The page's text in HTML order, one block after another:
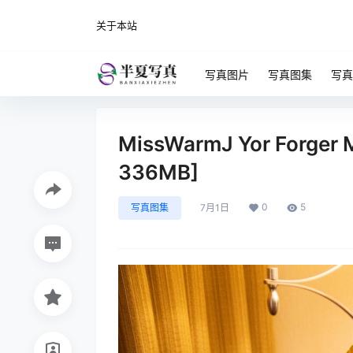
关于本站
写真图片 写真图集 写
MissWarmJ Yor Forger
336MB]
写真图集 7月1日 0 5